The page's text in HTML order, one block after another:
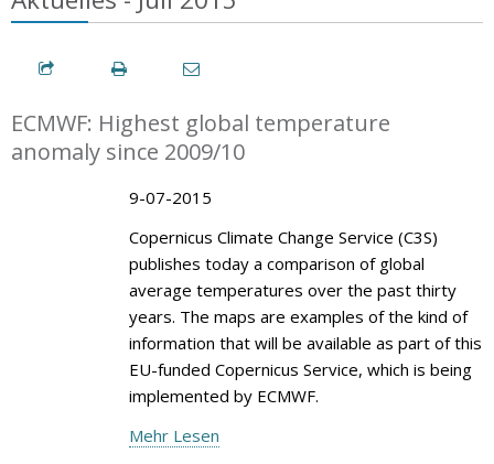
ECMWF: Highest global temperature
anomaly since 2009/10
9-07-2015
Copernicus Climate Change Service (C3S)
publishes today a comparison of global
average temperatures over the past thirty
years. The maps are examples of the kind of
information that will be available as part of this
EU-funded Copernicus Service, which is being
implemented by ECMWF.
Mehr Lesen